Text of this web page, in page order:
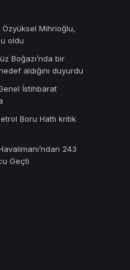
Mihrioğlu,
oldu
Boğazı’nda bir
aldığını duyurdu
İstihbarat
Boru Hattı kritik
243
Geçti